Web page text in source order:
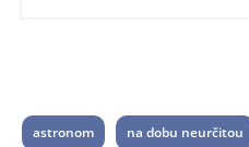
astronom na dobu neurčitou